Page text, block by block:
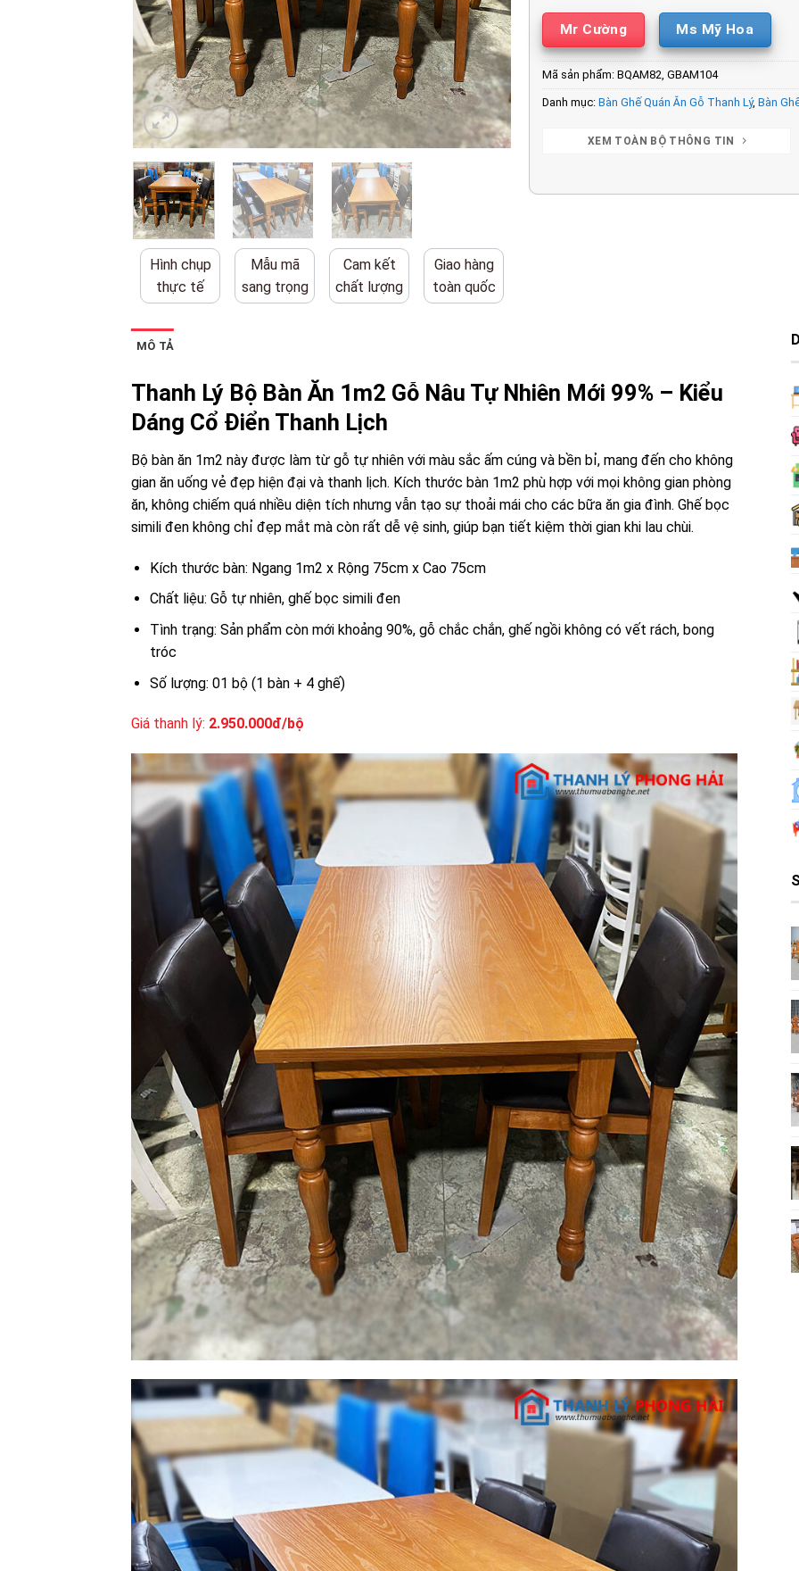
Hình chụp
thực tế
Mẫu mã
sang trọng
Cam kết
chất lượng
Giao hàng
toàn quốc
Mr Cường Ms Mỹ Hoa
Mã sản phẩm:BQAM82, GBAM104
Danh mục:Bàn Ghế Quán Ăn Gỗ Thanh Lý,Bàn
XEM TOÀN BỘ THÔNG TIN
MÔ TẢ
Thanh Lý Bộ Bàn Ăn 1m2 Gỗ Nâu Tự Nhiên Mới 99% – Kiểu
Dáng Cổ Điển Thanh Lịch
Bộ bàn ăn 1m2 này được làm từ gỗ tự nhiên với màu sắc ấm cúng và bền bỉ, mang đến cho không
gian ăn uống vẻ đẹp hiện đại và thanh lịch. Kích thước bàn 1m2 phù hợp với mọi không gian phòng
ăn, không chiếm quá nhiều diện tích nhưng vẫn tạo sự thoải mái cho các bữa ăn gia đình. Ghế bọc
simili đen không chỉ đẹp mắt mà còn rất dễ vệ sinh, giúp bạn tiết kiệm thời gian khi lau chùi.
Kích thước bàn: Ngang 1m2 x Rộng 75cm x Cao 75cm
Chất liệu: Gỗ tự nhiên, ghế bọc simili đen
Tình trạng: Sản phẩm còn mới khoảng 90%, gỗ chắc chắn, ghế ngồi không có vết rách, bong
tróc
Số lượng: 01 bộ (1 bàn + 4 ghế)
Giá thanh lý: 2.950.000đ/bộ